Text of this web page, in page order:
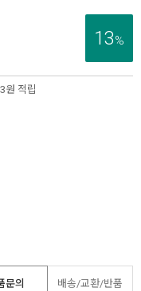
13%
원 적립
문의 배송/교환/반품